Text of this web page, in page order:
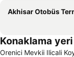
Akhisar Otobüs
Konaklama
Orenici Mevkii Ilicali